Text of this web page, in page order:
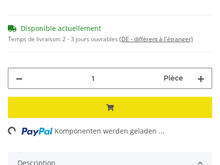
Disponible actuellement
Temps de livraison:2 - 3 jours ouvrables (DE - différent à l'étranger)
Pièce
Komponenten werden geladen ...
Description